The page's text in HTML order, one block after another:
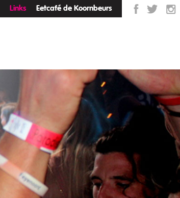
Links Eetcafé de Koornbeurs